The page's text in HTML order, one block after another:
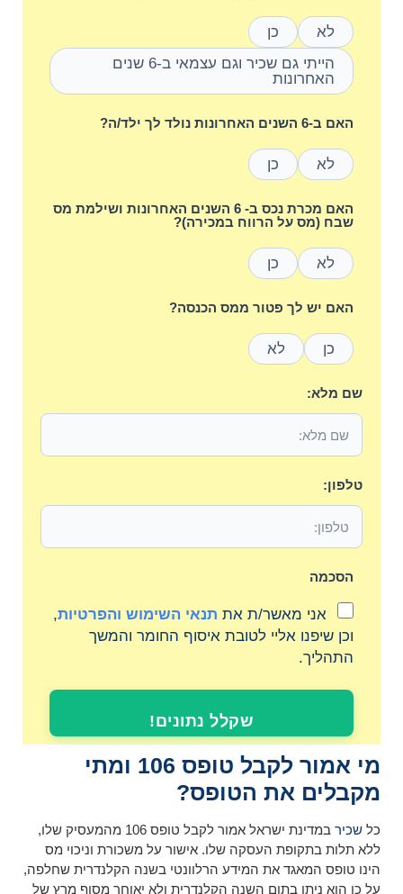
לא
כן
הייתי גם שכיר וגם עצמאי ב-6 שנים
האחרונות
האם ב-6 השנים האחרונות נולד לך ילד/ה?
לא כן
האם מכרת נכס ב- 6 השנים האחרונות ושילמת מס
שבח (מס על הרווח במכירה)?
לא כן
האם יש לך פטור ממס הכנסה?
כן לא
שם מלא:
טלפון:
הסכמה
אני מאשר/ת את תנאי השימוש והפרטיות,
וכן שיפנו אליי לטובת איסוף החומר והמשך
התהליך.
שקלל נתונים!
מי אמור לקבל טופס 106 ומתי
מקבלים את הטופס?
כל שכיר
במדינת ישראל אמור לקבל טופס 106 מהמעסיק שלו,
ללא תלות בתקופת העסקה שלו. אישור על משכורת וניכוי מס
הינו טופס המאגד את המידע הרלוונטי בשנה הקלנדרית שחלפה,
על כן הוא ניתן בתום השנה הקלנדרית ולא יאוחר מסוף מרץ של